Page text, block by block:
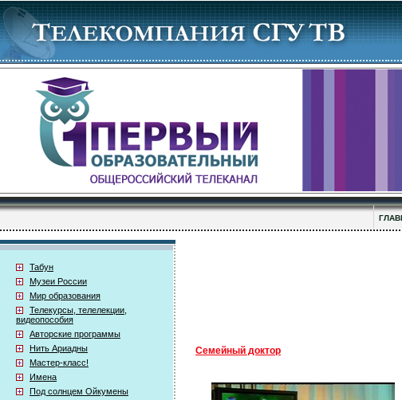
Табун
Музеи России
Мир образования
Телекурсы, телелекции,
видеопособия
Авторские программы
Нить Ариадны
Мастер-класс!
Имена
Под солнцем Ойкумены
Семейный доктор